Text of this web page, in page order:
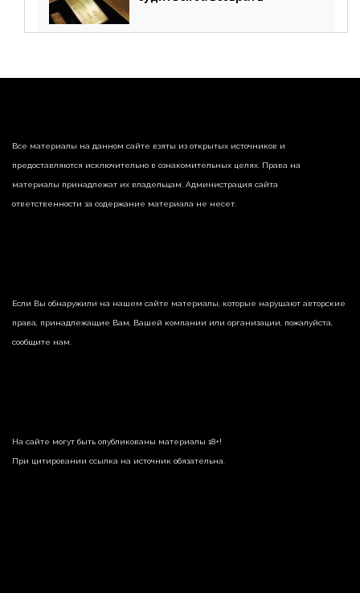
страны
Все материалы на данном сайте взяты из открытых источников и
предоставляются исключительно в ознакомительных целях. Права на
материалы принадлежат их владельцам. Администрация сайта
ответственности за содержание материала не несет.
Если Вы обнаружили на нашем сайте материалы, которые нарушают авторские
права, принадлежащие Вам, Вашей компании или организации, пожалуйста,
сообщите нам.
На сайте могут быть опубликованы материалы 18+!
При цитировании ссылка на источник обязательна.